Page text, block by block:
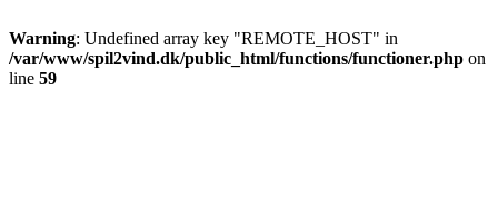
Warning: Undefined array key "REMOTE_HOST" in
/var/www/spil2vind.dk/public_html/functions/functioner.php on
line 59